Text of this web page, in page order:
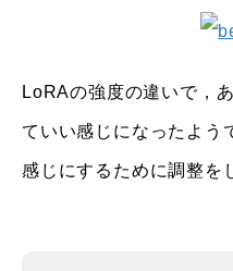
LoRAの強度の違いで，
ていい感じになったよう
感じにするために調整を